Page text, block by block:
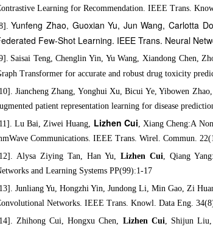
Learning for Recommendation. IEEE Trans.
Yunfeng Zhao, Guoxian Yu, Jun Wang, Carlotta
Few-Shot Learning. IEEE Trans. Neural
Saisai Teng, Chenglin Yin, Yu Wang, Xiandong Chen,
Transformer for accurate and robust drug toxicity
Jiancheng Zhang, Yonghui Xu, Bicui Ye, Yibowen
patient representation learning for disease
Lu Bai, Ziwei Huang, Lizhen Cui, Xiang Cheng:A
Communications. IEEE Trans. Wirel. Commun.
Alysa Ziying Tan, Han Yu, Lizhen Cui, Qiang
and Learning Systems PP(99):1-17
Junliang Yu, Hongzhi Yin, Jundong Li, Min Gao, Zi
Networks. IEEE Trans. Knowl. Data Eng.
Zhihong Cui, Hongxu Chen, Lizhen Cui, Shijun Liu,